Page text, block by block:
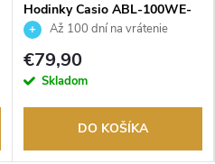
Hodinky Casio ABL-100WE-
1AEFAž 100 dní na vrátenie
tovaru. Autorizovaný predajca.
€79,90
Skladom
DO KOŠÍKA